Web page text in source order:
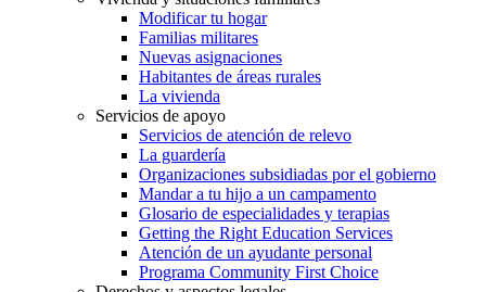
Modificar tu hogar
Familias militares
Nuevas asignaciones
Habitantes de áreas rurales
La vivienda
Servicios de apoyo
Servicios de atención de relevo
La guardería
Organizaciones subsidiadas por el gobierno
Mandar a tu hijo a un campamento
Glosario de especialidades y terapias
Getting the Right Education Services
Atención de un ayudante personal
Programa Community First Choice